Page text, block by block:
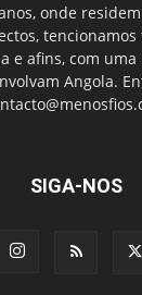
onde
e afins, com
Angola.
SIGA-NOS